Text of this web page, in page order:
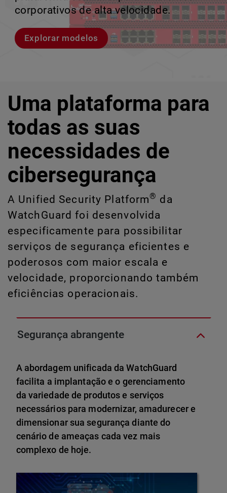
corporativos de alta velocidade.
Explorar modelos
violações e identificar riscos ocultos de
Explore o CloudDR
perder o ritmo.
Conheça Rai
crescimento escalável.
Conheça o WatchGuard EDR
Uma plataforma para
todas as suas
necessidades de
cibersegurança
A Unified Security Platform® da
WatchGuard foi desenvolvida
especificamente para possibilitar
serviços de segurança eficientes e
poderosos com maior escala e
velocidade, proporcionando também
eficiências operacionais.
Segurança abrangente
A abordagem unificada da WatchGuard
facilita a implantação e o gerenciamento
da variedade de produtos e serviços
necessários para modernizar, amadurecer e
dimensionar sua segurança diante do
cenário de ameaças cada vez mais
complexo de hoje.